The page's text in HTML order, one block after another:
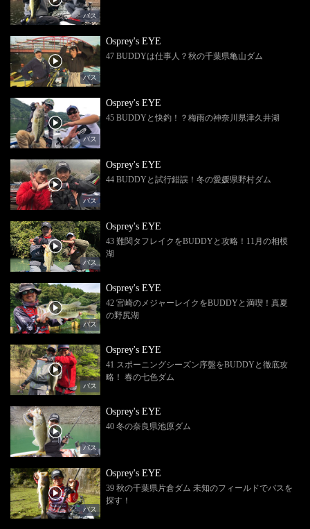
バス
バス
Osprey's EYE
47 BUDDYは仕事人？秋の千葉県亀山ダム
バス
Osprey's EYE
45 BUDDYと快釣！？梅雨の神奈川県津久井湖
バス
Osprey's EYE
44 BUDDYと試行錯誤！冬の愛媛県野村ダム
バス
Osprey's EYE
43 難関タフレイクをBUDDYと攻略！11月の相模
湖
バス
Osprey's EYE
42 宮崎のメジャーレイクをBUDDYと満喫！真夏
の野尻湖
バス
Osprey's EYE
41 スポーニングシーズン序盤をBUDDYと徹底攻
略！ 春の七色ダム
バス
Osprey's EYE
40 冬の奈良県池原ダム
バス
Osprey's EYE
39 秋の千葉県片倉ダム 未知のフィールドでバスを
探す！